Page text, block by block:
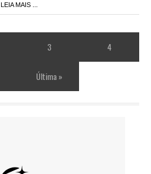
LEIA MAIS ...
3 4
Última »